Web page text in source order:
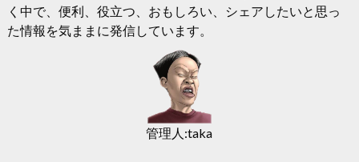
く中で、便利、役立つ、おもしろい、シェアしたいと思っ
た情報を気ままに発信しています。
管理人:taka